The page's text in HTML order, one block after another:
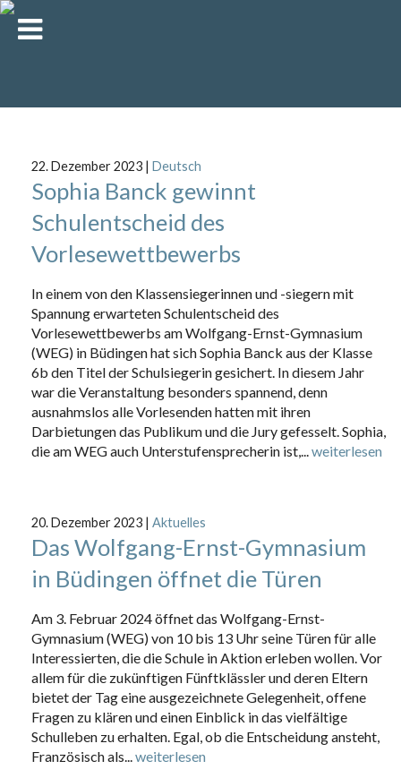
22. Dezember 2023 |Deutsch
Sophia Banck gewinnt
Schulentscheid des
Vorlesewettbewerbs
In einem von den Klassensiegerinnen und -siegern mit
Spannung erwarteten Schulentscheid des
Vorlesewettbewerbs am Wolfgang-Ernst-Gymnasium
(WEG) in Büdingen hat sich Sophia Banck aus der Klasse
6b den Titel der Schulsiegerin gesichert. In diesem Jahr
war die Veranstaltung besonders spannend, denn
ausnahmslos alle Vorlesenden hatten mit ihren
Darbietungen das Publikum und die Jury gefesselt. Sophia,
die am WEG auch Unterstufensprecherin ist,...weiterlesen
20. Dezember 2023 |Aktuelles
Das Wolfgang-Ernst-Gymnasium
in Büdingen öffnet die Türen
Am 3. Februar 2024 öffnet das Wolfgang-Ernst-
Gymnasium (WEG) von 10 bis 13 Uhr seine Türen für alle
Interessierten, die die Schule in Aktion erleben wollen. Vor
allem für die zukünftigen Fünftklässler und deren Eltern
bietet der Tag eine ausgezeichnete Gelegenheit, offene
Fragen zu klären und einen Einblick in das vielfältige
Schulleben zu erhalten. Egal, ob die Entscheidung ansteht,
Französisch als...weiterlesen